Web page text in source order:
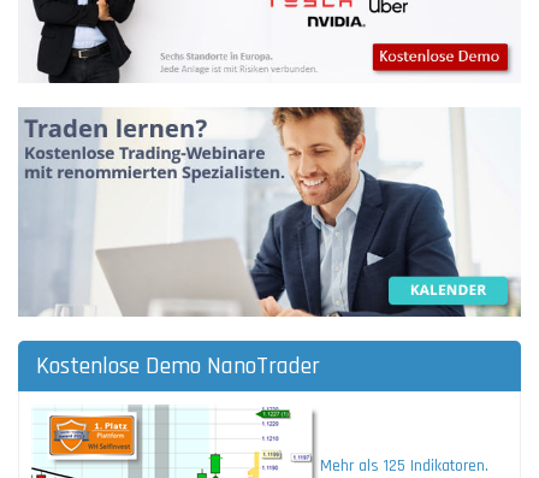
Kostenlose Demo NanoTrader
Mehr als 125 Indikatoren.